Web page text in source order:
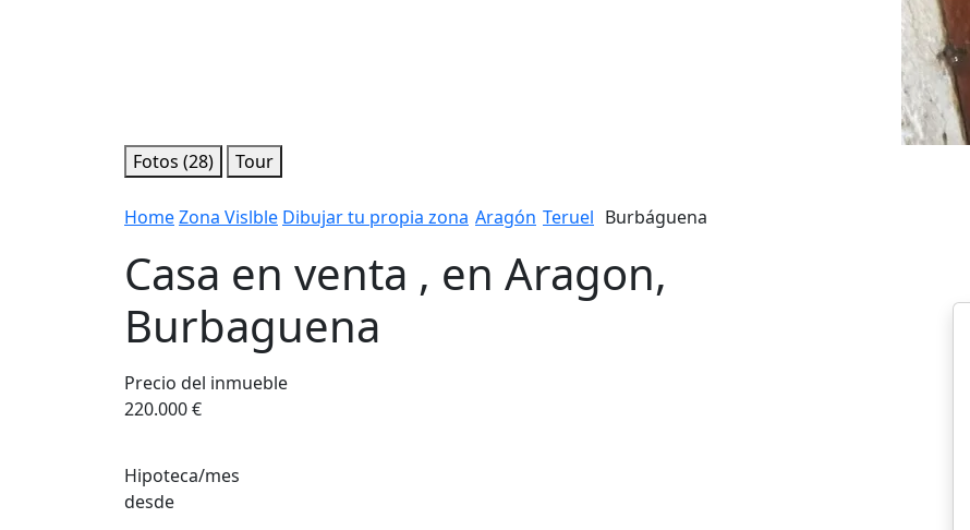
Fotos (28) Tour
HomeZona Vislble Dibujar tu propia zona Aragón Teruel Burbáguena
Casa en venta , en Aragon,
Burbaguena
Precio del inmueble
220.000 €
Hipoteca/mes
desde